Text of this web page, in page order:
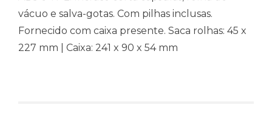
vácuo e salva-gotas. Com pilhas inclusas.
Fornecido com caixa presente. Saca rolhas: 45 x
227 mm | Caixa: 241 x 90 x 54 mm